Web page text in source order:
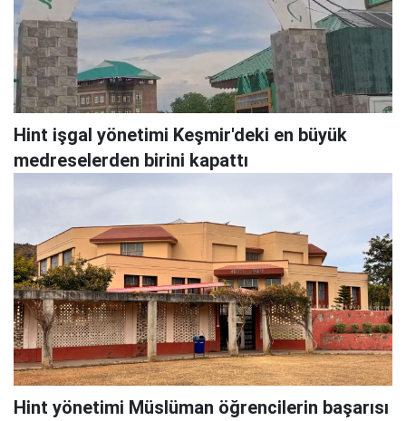
Hint işgal yönetimi Keşmir'deki en büyük
medreselerden birini kapattı
Hint yönetimi Müslüman öğrencilerin başarısı